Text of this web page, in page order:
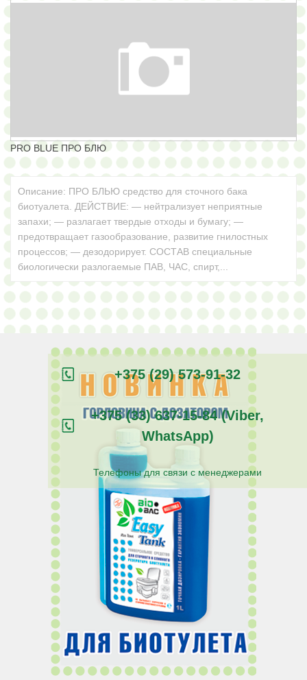
PRO BLUE ПРО БЛЮ
Описание: ПРО БЛЬЮ средство для сточного бака
биотуалета. ДЕЙСТВИЕ: — нейтрализует неприятные
запахи; — разлагает твердые отходы и бумагу; —
предотвращает газообразование, развитие гнилостных
процессов; — дезодорирует. СОСТАВ специальные
биологически разлогаемые ПАВ, ЧАС, спирт,...
+375 (29) 573-91-32
+375 (33) 637-15-84 (Viber,
WhatsApp)
Телефоны для связи с менеджерами